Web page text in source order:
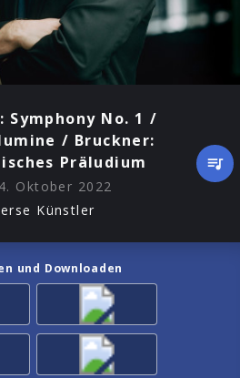
Symphony No. 1 /
/ Bruckner:
Präludium
Oktober 2022
Künstler
und Downloaden